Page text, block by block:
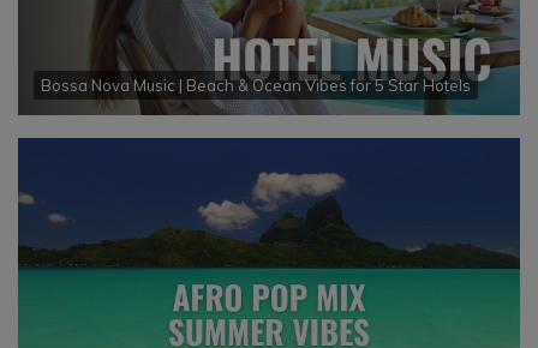
Bossa Nova Music | Beach & Ocean Vibes for 5 Star Hotels